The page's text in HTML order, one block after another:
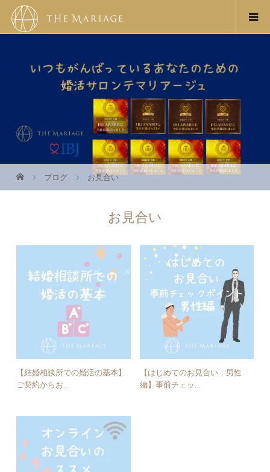
ブログ お見合い
お見合い
【結婚相談所での婚活の基本】
ご契約からお...
【はじめてのお見合い：男性
編】事前チェッ...